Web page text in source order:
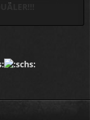
Kessel und die